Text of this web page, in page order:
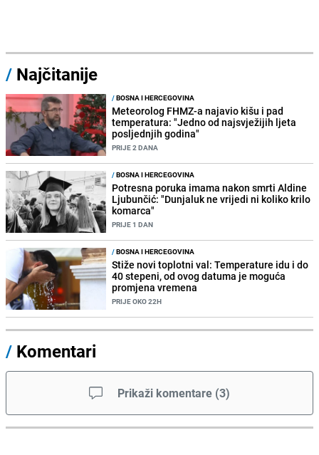
/ Najčitanije
/BOSNA I HERCEGOVINA
Meteorolog FHMZ-a najavio kišu i pad
temperatura: "Jedno od najsvježijih ljeta
posljednjih godina"
PRIJE 2 DANA
/BOSNA I HERCEGOVINA
Potresna poruka imama nakon smrti Aldine
Ljubunčić: "Dunjaluk ne vrijedi ni koliko krilo
komarca"
PRIJE 1 DAN
/BOSNA I HERCEGOVINA
Stiže novi toplotni val: Temperature idu i do
40 stepeni, od ovog datuma je moguća
promjena vremena
PRIJE OKO 22H
/ Komentari
Prikaži komentare (3)